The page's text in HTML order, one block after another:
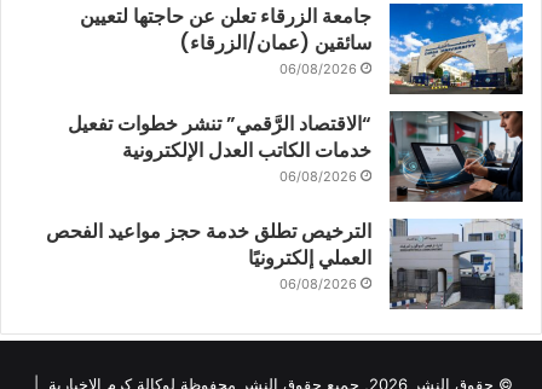
جامعة الزرقاء تعلن عن حاجتها لتعيين
سائقين (عمان/الزرقاء)
06/08/2026
“الاقتصاد الرَّقمي” تنشر خطوات تفعيل
خدمات الكاتب العدل الإلكترونية
06/08/2026
الترخيص تطلق خدمة حجز مواعيد الفحص
العملي إلكترونيًا
06/08/2026
© حقوق النشر 2026, جميع حقوق النشر محفوظة لوكالة كرم الإخبارية |